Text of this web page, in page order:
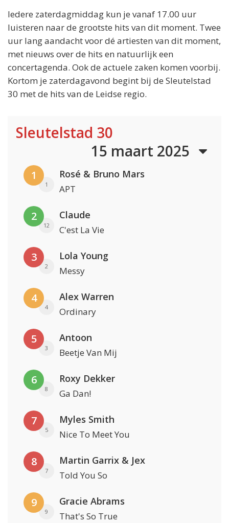
Iedere zaterdagmiddag kun je vanaf 17.00 uur
luisteren naar de grootste hits van dit moment. Twee
uur lang aandacht voor dé artiesten van dit moment,
met nieuws over de hits en natuurlijk een
concertagenda. Ook de actuele zaken komen voorbij.
Kortom je zaterdagavond begint bij de Sleutelstad
30 met de hits van de Leidse regio.
Sleutelstad 30
15 maart 2025
1
1
Rosé & Bruno Mars
APT
2
12
Claude
C'est La Vie
3
2
Lola Young
Messy
4
4
Alex Warren
Ordinary
5
3
Antoon
Beetje Van Mij
6
8
Roxy Dekker
Ga Dan!
7
5
Myles Smith
Nice To Meet You
8
7
Martin Garrix & Jex
Told You So
9
9
Gracie Abrams
That's So True